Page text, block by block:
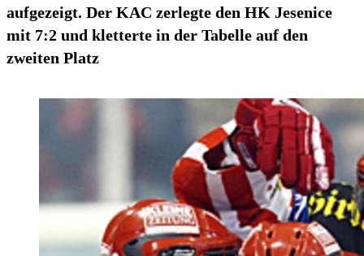
aufgezeigt. Der KAC zerlegte den HK Jesenice
mit 7:2 und kletterte in der Tabelle auf den
zweiten Platz